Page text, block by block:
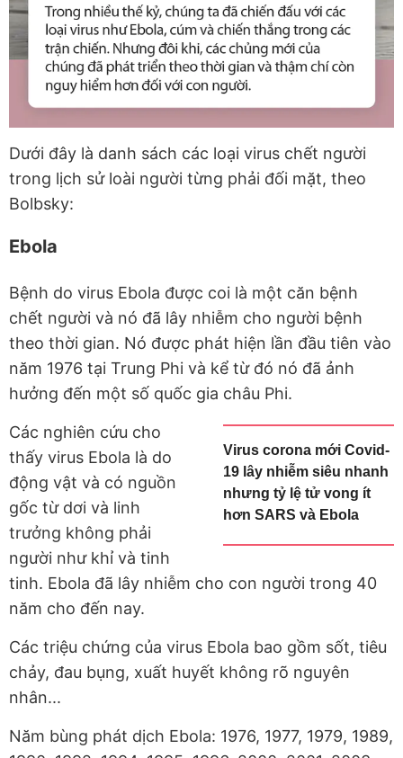
Dưới đây là danh sách các loại virus chết người
trong lịch sử loài người từng phải đối mặt, theo
Bolbsky:
Ebola
Bệnh do virus Ebola được coi là một căn bệnh
chết người và nó đã lây nhiễm cho người bệnh
theo thời gian. Nó được phát hiện lần đầu tiên vào
năm 1976 tại Trung Phi và kể từ đó nó đã ảnh
hưởng đến một số quốc gia châu Phi.
Virus corona mới Covid-
19 lây nhiễm siêu nhanh
nhưng tỷ lệ tử vong ít
hơn SARS và Ebola
Các nghiên cứu cho
thấy virus Ebola là do
động vật và có nguồn
gốc từ dơi và linh
trưởng không phải
người như khỉ và tinh
tinh. Ebola đã lây nhiễm cho con người trong 40
năm cho đến nay.
Các triệu chứng của virus Ebola bao gồm sốt, tiêu
chảy, đau bụng, xuất huyết không rõ nguyên
nhân...
Năm bùng phát dịch Ebola: 1976, 1977, 1979, 1989,